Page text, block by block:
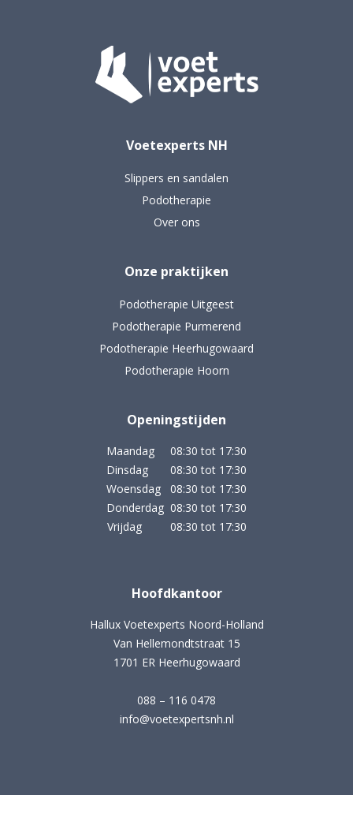
Voetexperts NH
Slippers en sandalen
Podotherapie
Over ons
Onze praktijken
Podotherapie Uitgeest
Podotherapie Purmerend
Podotherapie Heerhugowaard
Podotherapie Hoorn
Openingstijden
Maandag 08:30 tot 17:30
Dinsdag 08:30 tot 17:30
Woensdag 08:30 tot 17:30
Donderdag 08:30 tot 17:30
Vrijdag 08:30 tot 17:30
Hoofdkantoor
Hallux Voetexperts Noord-Holland
Van Hellemondtstraat 15
1701 ER Heerhugowaard
088 – 116 0478
info@voetexpertsnh.nl